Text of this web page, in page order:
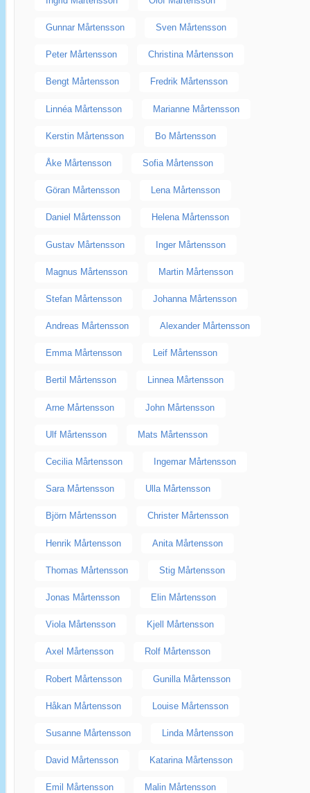
Gunnar Mårtensson Sven Mårtensson
Peter Mårtensson Christina Mårtensson
Bengt Mårtensson Fredrik Mårtensson
Linnéa Mårtensson Marianne Mårtensson
Kerstin Mårtensson Bo Mårtensson
Åke Mårtensson Sofia Mårtensson
Göran Mårtensson Lena Mårtensson
Daniel Mårtensson Helena Mårtensson
Gustav Mårtensson Inger Mårtensson
Magnus Mårtensson Martin Mårtensson
Stefan Mårtensson Johanna Mårtensson
Andreas Mårtensson Alexander Mårtensson
Emma Mårtensson Leif Mårtensson
Bertil Mårtensson Linnea Mårtensson
Arne Mårtensson John Mårtensson
Ulf Mårtensson Mats Mårtensson
Cecilia Mårtensson Ingemar Mårtensson
Sara Mårtensson Ulla Mårtensson
Björn Mårtensson Christer Mårtensson
Henrik Mårtensson Anita Mårtensson
Thomas Mårtensson Stig Mårtensson
Jonas Mårtensson Elin Mårtensson
Viola Mårtensson Kjell Mårtensson
Axel Mårtensson Rolf Mårtensson
Robert Mårtensson Gunilla Mårtensson
Håkan Mårtensson Louise Mårtensson
Susanne Mårtensson Linda Mårtensson
David Mårtensson Katarina Mårtensson
Emil Mårtensson Malin Mårtensson